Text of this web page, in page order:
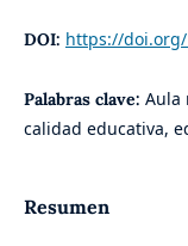
DOI: https://doi.org/
Palabras clave: Aula
calidad educativa,
Resumen